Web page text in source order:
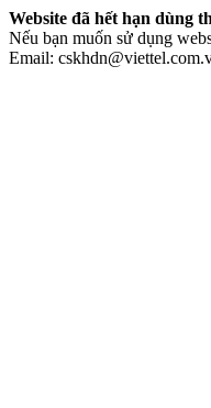
Website đã hết hạn dùng
Nếu bạn muốn sử dụng
Email: